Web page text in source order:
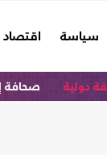
سياسة اقتصاد
دولية صحافة